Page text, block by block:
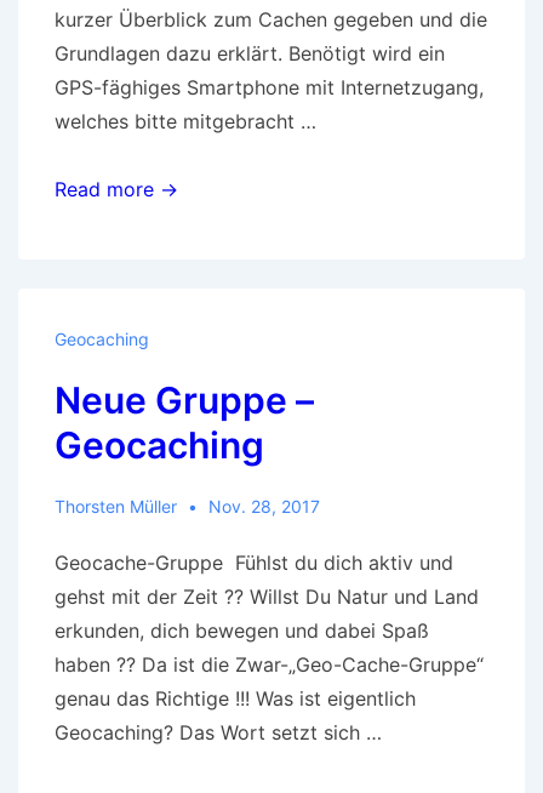
kurzer Überblick zum Cachen gegeben und die
Grundlagen dazu erklärt. Benötigt wird ein
GPS-fäghiges Smartphone mit Internetzugang,
welches bitte mitgebracht …
Kick-
Gruppe
Read more →
Geocaching
Neue Gruppe –
Geocaching
Thorsten Müller Nov. 28, 2017
Geocache-Gruppe Fühlst du dich aktiv und
gehst mit der Zeit ?? Willst Du Natur und Land
erkunden, dich bewegen und dabei Spaß
haben ?? Da ist die Zwar-„Geo-Cache-Gruppe“
genau das Richtige !!! Was ist eigentlich
Geocaching? Das Wort setzt sich …